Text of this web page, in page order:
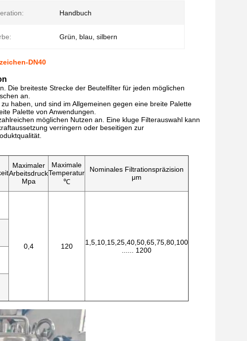
Handbuch
Grün, blau, silbern
DN40
Die breiteste Strecke der Beutelfilter für jeden möglichen
an.
haben, und sind im Allgemeinen gegen eine breite Palette
Palette von Anwendungen.
möglichen Nutzen an. Eine kluge Filterauswahl kann
verringern oder beseitigen zur
Maximaler
Arbeitsdruck
Mpa
Maximale
Temperatur
℃
Nominales Filtrationspräzision
μm
0,4 120
1,5,10,15,25,40,50,65,75,80,100
...... 1200